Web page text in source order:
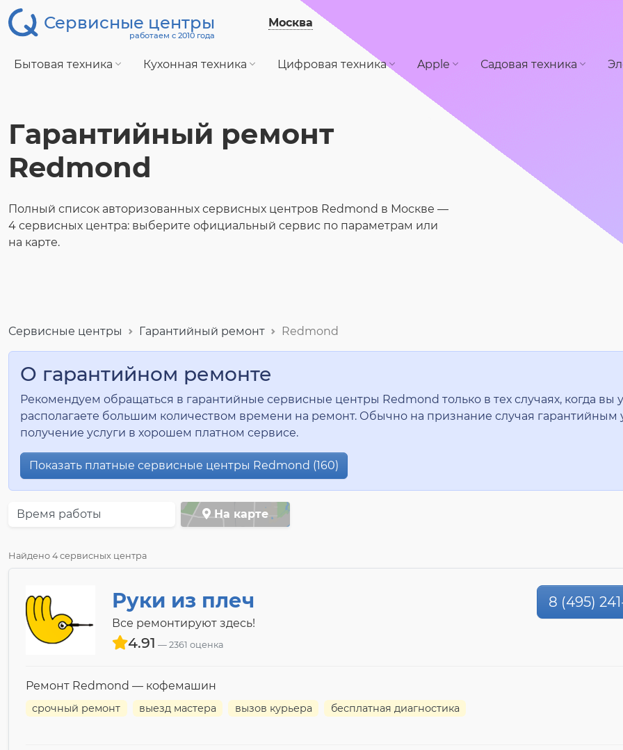
Сервисные центры
работаем с 2010 года
Москва
Бытовая техника Кухонная техника Цифровая техника Apple Садовая техника
Гарантийный ремонт
Redmond
Полный список авторизованных сервисных центров Redmond в Москве —
4 сервисных центра: выберите официальный сервис по параметрам или
на карте.
Сервисные центры Гарантийный ремонт Redmond
О гарантийном ремонте
Рекомендуем обращаться в гарантийные сервисные центры Redmond только в тех случаях, когда вы
располагаете большим количеством времени на ремонт. Обычно на признание случая
получение услуги в хорошем платном сервисе.
Показать платные сервисные центры Redmond (160)
Время работы На карте
Найдено 4 сервисных центра
Руки из плеч
Все ремонтируют здесь!
4.91 2361 оценка
8 (495)
Ремонт Redmond — кофемашин
срочный ремонт выезд мастера вызов курьера бесплатная диагностика